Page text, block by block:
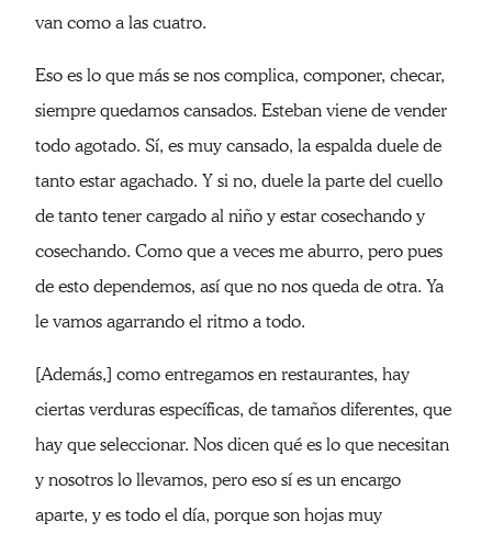
van como a las cuatro.
Eso es lo que más se nos complica, componer, checar,
siempre quedamos cansados. Esteban viene de vender
todo agotado. Sí, es muy cansado, la espalda duele de
tanto estar agachado. Y si no, duele la parte del cuello
de tanto tener cargado al niño y estar cosechando y
cosechando. Como que a veces me aburro, pero pues
de esto dependemos, así que no nos queda de otra. Ya
le vamos agarrando el ritmo a todo.
[Además,] como entregamos en restaurantes, hay
ciertas verduras específicas, de tamaños diferentes, que
hay que seleccionar. Nos dicen qué es lo que necesitan
y nosotros lo llevamos, pero eso sí es un encargo
aparte, y es todo el día, porque son hojas muy